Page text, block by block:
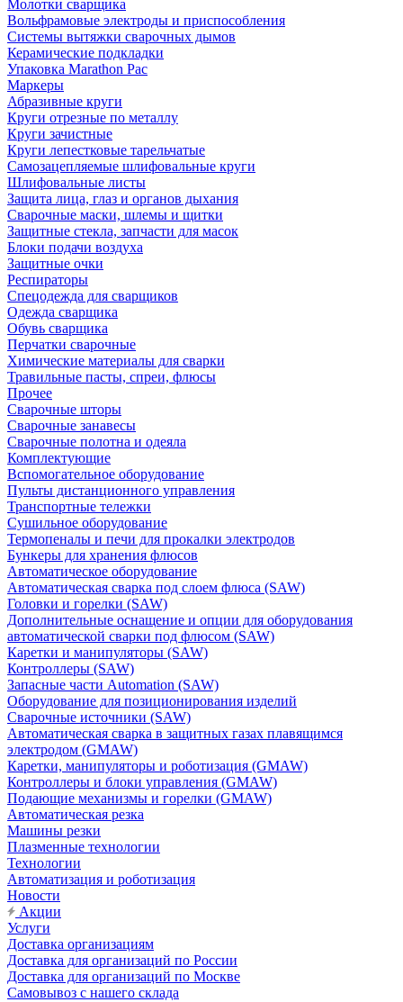
Молотки сварщика
Вольфрамовые электроды и приспособления
Системы вытяжки сварочных дымов
Керамические подкладки
Упаковка Marathon Pac
Маркеры
Абразивные круги
Круги отрезные по металлу
Круги зачистные
Круги лепестковые тарельчатые
Самозацепляемые шлифовальные круги
Шлифовальные листы
Защита лица, глаз и органов дыхания
Сварочные маски, шлемы и щитки
Защитные стекла, запчасти для масок
Блоки подачи воздуха
Защитные очки
Респираторы
Спецодежда для сварщиков
Одежда сварщика
Обувь сварщика
Перчатки сварочные
Химические материалы для сварки
Травильные пасты, спреи, флюсы
Прочее
Сварочные шторы
Сварочные занавесы
Сварочные полотна и одеяла
Комплектующие
Вспомогательное оборудование
Пульты дистанционного управления
Транспортные тележки
Сушильное оборудование
Термопеналы и печи для прокалки электродов
Бункеры для хранения флюсов
Автоматическое оборудование
Автоматическая сварка под слоем флюса (SAW)
Головки и горелки (SAW)
Дополнительные оснащение и опции для оборудования
автоматической сварки под флюсом (SAW)
Каретки и манипуляторы (SAW)
Контроллеры (SAW)
Запасные части Automation (SAW)
Оборудование для позиционирования изделий
Сварочные источники (SAW)
Автоматическая сварка в защитных газах плавящимся
электродом (GMAW)
Каретки, манипуляторы и роботизация (GMAW)
Контроллеры и блоки управления (GMAW)
Подающие механизмы и горелки (GMAW)
Автоматическая резка
Машины резки
Плазменные технологии
Технологии
Автоматизация и роботизация
Новости
Акции
Услуги
Доставка организациям
Доставка для организаций по России
Доставка для организаций по Москве
Самовывоз с нашего склада